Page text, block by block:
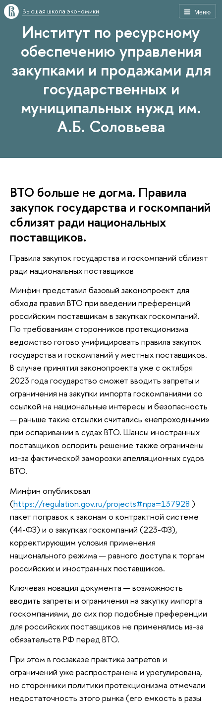
Меню
Высшая школа экономики
Институт по ресурсному
обеспечению управления
закупками и продажами для
государственных и
муниципальных нужд им.
А.Б. Соловьева
ВТО больше не догма. Правила
закупок государства и госкомпаний
сблизят ради национальных
поставщиков.
Правила закупок государства и госкомпаний сблизят
ради национальных поставщиков
Минфин представил базовый законопроект для
обхода правил ВТО при введении преференций
российским поставщикам в закупках госкомпаний.
По требованиям сторонников протекционизма
ведомство готово унифицировать правила закупок
государства и госкомпаний у местных поставщиков.
В случае принятия законопроекта уже с октября
2023 года государство сможет вводить запреты и
ограничения на закупки импорта госкомпаниями со
ссылкой на национальные интересы и безопасность
— раньше такие отсылки считались «непроходными»
при оспаривании в судах ВТО. Шансы иностранных
поставщиков оспорить решение также ограничены
из-за фактической заморозки апелляционных судов
ВТО.
Минфин опубликовал
(https://regulation.gov.ru/projects#npa=137928 )
пакет поправок к законам о контрактной системе
(44-ФЗ) и о закупках госкомпаний (223-ФЗ),
корректирующим условия применения
национального режима — равного доступа к торгам
российских и иностранных поставщиков.
Ключевая новация документа — возможность
вводить запреты и ограничения на закупку импорта
госкомпаниями, до сих пор подобные преференции
для российских поставщиков не применялись из-за
обязательств РФ перед ВТО.
При этом в госзаказе практика запретов и
ограничений уже распространена и урегулирована,
но сторонники политики протекционизма отмечали
недостаточность этого рынка (его емкость в разы